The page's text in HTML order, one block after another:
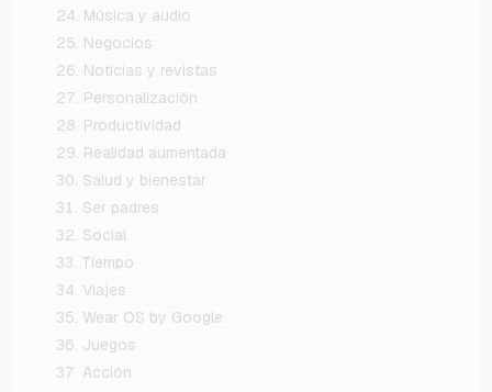
Música y audio
Negocios
Noticias y revistas
Personalización
Productividad
Realidad aumentada
Salud y bienestar
Ser padres
Social
Tiempo
Viajes
Wear OS by Google
Juegos
Acción